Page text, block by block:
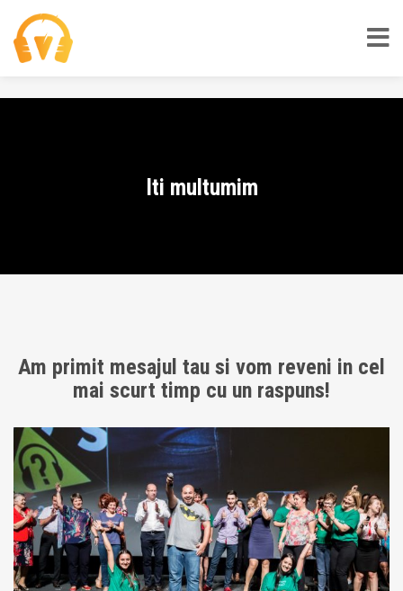
Iti multumim
Am primit mesajul tau si vom reveni in cel
mai scurt timp cu un raspuns!